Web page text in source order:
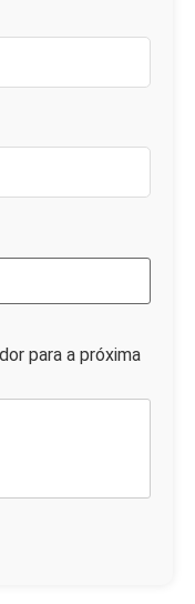
para a próxima